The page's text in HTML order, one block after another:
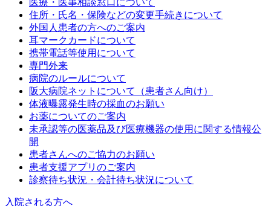
住所・氏名・保険などの変更手続きについて
外国人患者の方へのご案内
耳マークカードについて
携帯電話等使用について
専門外来
病院のルールについて
阪大病院ネットについて（患者さん向け）
体液曝露発生時の採血のお願い
お薬についてのご案内
未承認等の医薬品及び医療機器の使用に関する情報公
開
患者さんへのご協力のお願い
患者支援アプリのご案内
診察待ち状況・会計待ち状況について
入院される方へ